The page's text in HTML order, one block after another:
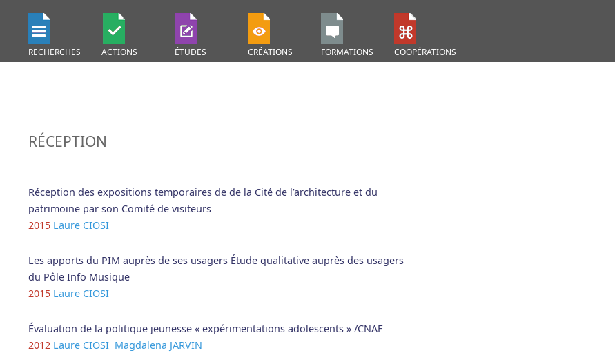
RECHERCHES ACTIONS ÉTUDES CRÉATIONS FORMATIONS COOPÉRATIONS
RÉCEPTION
Réception des expositions temporaires de de la Cité de l’architecture et du
patrimoine par son Comité de visiteurs
2015 Laure CIOSI
Les apports du PIM auprès de ses usagers Étude qualitative auprès des usagers
du Pôle Info Musique
2015 Laure CIOSI
Évaluation de la politique jeunesse « expérimentations adolescents » /CNAF
2012 Laure CIOSI Magdalena JARVIN